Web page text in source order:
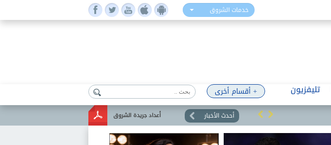
خدمات الشروق
+ أقسام أخرى تليفزيون
أعداد جريدة الشروق أحدث الأخبار